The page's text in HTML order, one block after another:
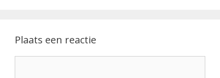
Plaats een reactie